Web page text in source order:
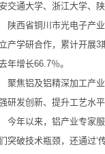
交通大学、浙江大学、
西省铜川市光电子产业
产学研合作，累计开展
年增长66.7％。
焦铝及铝精深加工产业
研发创新、提升工艺水
年以来，铝产业专家服
突破技术瓶颈，还通过‘